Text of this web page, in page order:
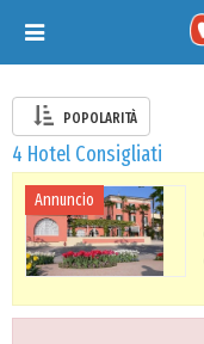
Toggle
navigation
POPOLARITÀ
4 Hotel Consigliati
Annuncio